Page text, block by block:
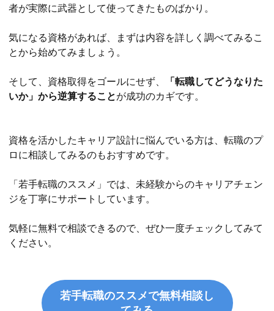
者が実際に武器として使ってきたものばかり。
気になる資格があれば、まずは内容を詳しく調べてみるこ
とから始めてみましょう。
そして、資格取得をゴールにせず、
「転職してどうなりた
いか」から逆算することが成功のカギです。
資格を活かしたキャリア設計に悩んでいる方は、転職のプ
ロに相談してみるのもおすすめです。
「若手転職のススメ」では、未経験からのキャリアチェン
ジを丁寧にサポートしています。
気軽に無料で相談できるので、ぜひ一度チェックしてみて
ください。
若手転職のススメで無料相談し